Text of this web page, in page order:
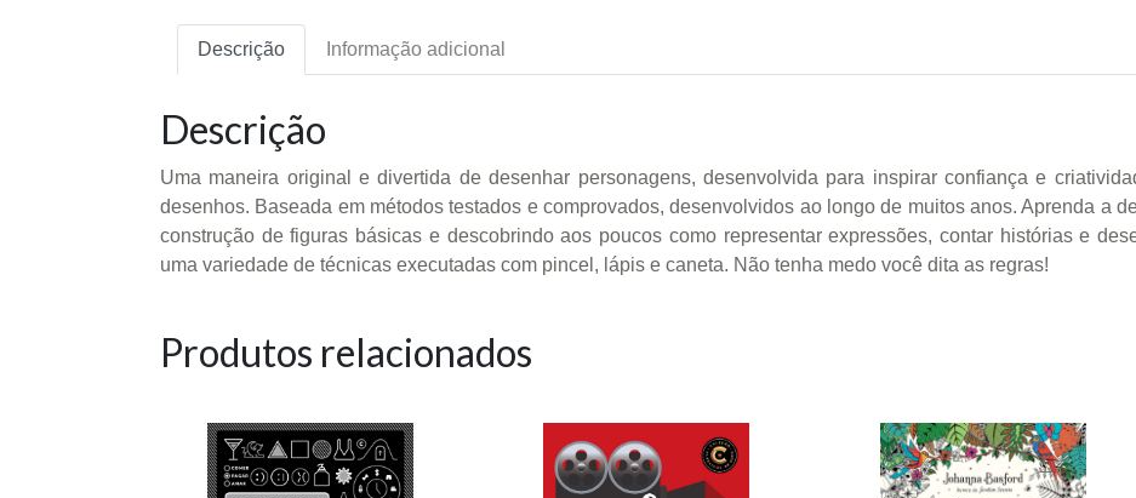
Descrição Informação adicional
Descrição
Uma maneira original e divertida de desenhar personagens, desenvolvida para inspirar confiança e
desenhos. Baseada em métodos testados e comprovados, desenvolvidos ao longo de muitos anos. Aprenda a
construção de figuras básicas e descobrindo aos poucos como representar expressões, contar histórias e
uma variedade de técnicas executadas com pincel, lápis e caneta. Não tenha medo você dita as regras!
Produtos relacionados